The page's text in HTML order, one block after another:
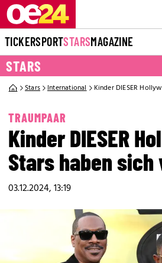
TICKERSPORTSTARSMAGAZINE
STARS
Stars International Kinder DIESER
TRAUMPAAR
Kinder DIESER
Stars haben
03.12.2024, 13:19